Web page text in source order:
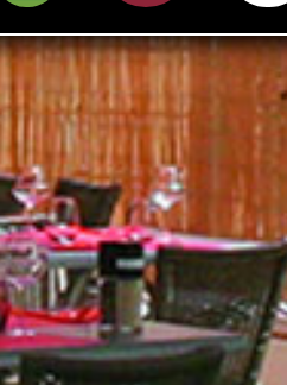
légales et RGPD Préférence-Net